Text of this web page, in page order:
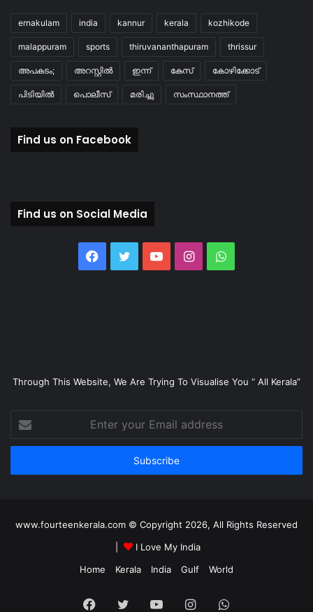
ernakulam india kannur kerala kozhikode
malappuram sports thiruvananthapuram thrissur
അപകടം; അറസ്റ്റിൽ ഇന്ന് കേസ് കോഴിക്കോട്
പിടിയിൽ പൊലീസ് മരിച്ചു സംസ്ഥാനത്ത്
Find us on Facebook
Find us on Social Media
Facebook
TwitterYouTubeInstagramWhatsApp
Through This Website, We Are Trying To Visualise You “ All Kerala”
your
Email
www.fourteenkerala.com © Copyright 2026, All Rights Reserved
I Love My India
Home
Kerala India Gulf World
Facebook
TwitterYouTubeInstagramWhatsApp